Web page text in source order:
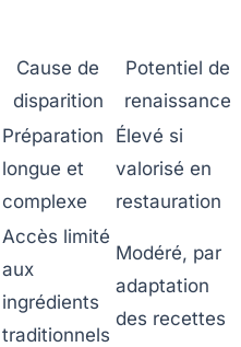
Cause de
disparition
Potentiel de
renaissance
Préparation
longue et
complexe
Élevé si
valorisé en
restauration
Accès limité
aux
ingrédients
traditionnels
Modéré, par
adaptation
des recettes